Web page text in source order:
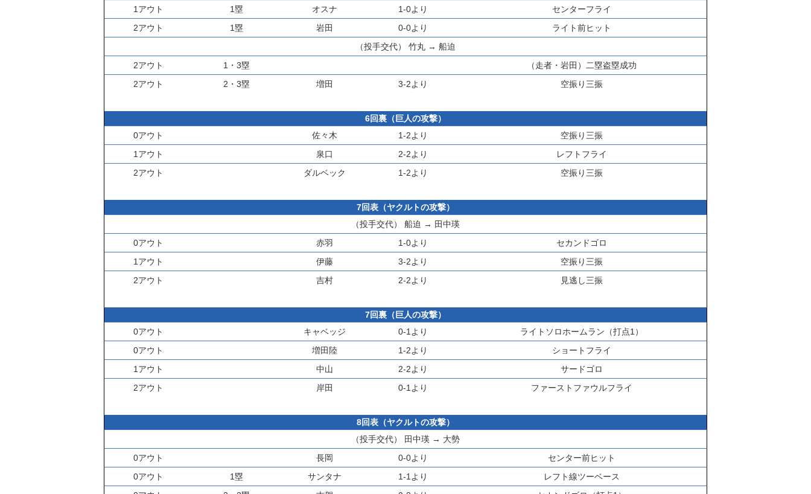
1アウト
1塁 オスナ 1-0より
センターフライ
2アウト
1塁 岩田 0-0より
ライト前ヒット
（投手交代） 竹丸 → 船迫
2アウト
1・3塁 （走者・ 岩田 ）二塁盗塁成功
2アウト
2・3塁 増田 3-2より 空振り三振
6回裏（巨人の攻撃）
0アウト
佐々木 1-2より
空振り三振
1アウト
泉口 2-2より
レフトフライ
2アウト
ダルベック 1-2より 空振り三振
7回表（ヤクルトの攻撃）
（投手交代） 船迫 → 田中瑛
0アウト
赤羽 1-0より
セカンドゴロ
1アウト
伊藤 3-2より
空振り三振
2アウト
吉村 2-2より 見逃し三振
7回裏（巨人の攻撃）
0アウト
キャベッジ 0-1より
ライトソロホームラン（打点1）
0アウト
増田陸 1-2より
ショートフライ
1アウト
中山 2-2より
サードゴロ
2アウト
岸田 0-1より ファーストファウルフライ
8回表（ヤクルトの攻撃）
（投手交代）
田中瑛 → 大勢
0アウト
長岡 0-0より
センター前ヒット
0アウト
1塁 サンタナ 1-1より
レフト線ツーベース